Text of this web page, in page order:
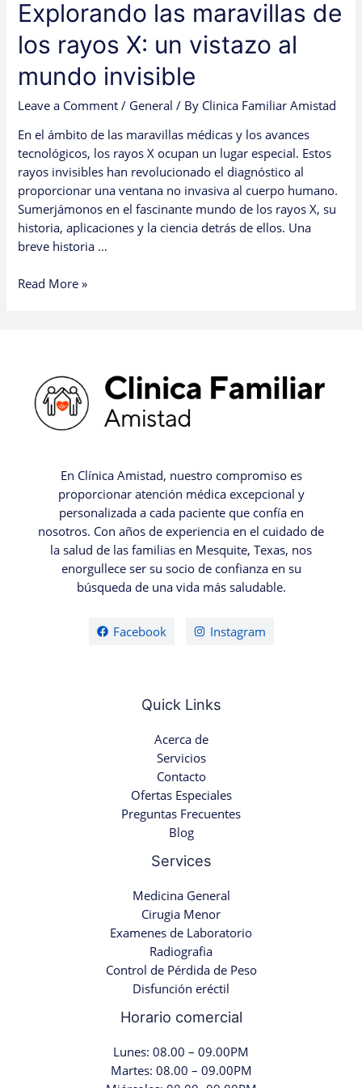
Explorando las maravillas de
los rayos X: un vistazo al
mundo invisible
Leave a Comment / General / By Clinica Familiar Amistad
En el ámbito de las maravillas médicas y los avances
tecnológicos, los rayos X ocupan un lugar especial. Estos
rayos invisibles han revolucionado el diagnóstico al
proporcionar una ventana no invasiva al cuerpo humano.
Sumerjámonos en el fascinante mundo de los rayos X, su
historia, aplicaciones y la ciencia detrás de ellos. Una
breve historia …
Read More »
En Clínica Amistad, nuestro compromiso es
proporcionar atención médica excepcional y
personalizada a cada paciente que confía en
nosotros. Con años de experiencia en el cuidado de
la salud de las familias en Mesquite, Texas, nos
enorgullece ser su socio de confianza en su
búsqueda de una vida más saludable.
Facebook Instagram
Quick Links
Acerca de
Servicios
Contacto
Ofertas Especiales
Preguntas Frecuentes
Blog
Services
Medicina General
Cirugia Menor
Examenes de Laboratorio
Radiografia
Control de Pérdida de Peso
Disfunción eréctil
Horario comercial
Lunes: 08.00 – 09.00PM
Martes: 08.00 – 09.00PM